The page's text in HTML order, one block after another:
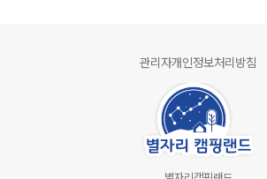
관리자개인정보처리방침